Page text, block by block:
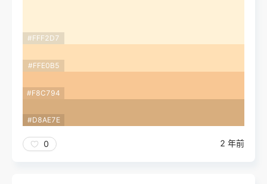
#FFF2D7
#FFE0B5
#F8C794
#D8AE7E
0 2 年前